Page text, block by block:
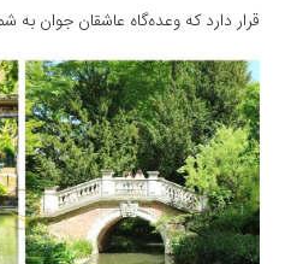
قرار دارد که وعده‌گاه عاشقان جوان به